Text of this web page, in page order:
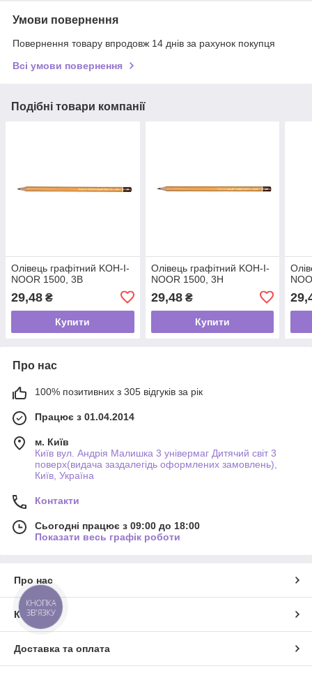
Умови повернення
Повернення товару впродовж 14 днів за рахунок покупця
Всі умови повернення
Подібні товари компанії
Олівець графітний KOH-I-
NOOR 1500, 3В
29,48 ₴
Купити
Олівець графітний KOH-I-
NOOR 1500, 3Н
29,48₴
Купити
Про нас
100% позитивних з 305 відгуків за рік
Працює з 01.04.2014
м. Київ
Київ вул. Андрія Малишка 3 універмаг Дитячий світ 3
поверх(видача заздалегідь оформлених замовлень),
Київ, Україна
Контакти
Сьогодні працює з 09:00 до 18:00
Показати весь графік роботи
Про нас
Контакти
Доставка та оплата
КНОПКА
ЗВ'ЯЗКУ